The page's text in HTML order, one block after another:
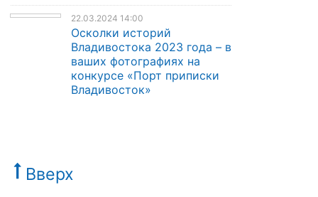
22.03.2024 14:00
Осколки историй
Владивостока 2023 года – в
ваших фотографиях на
конкурсе «Порт приписки
Владивосток»
Вверх